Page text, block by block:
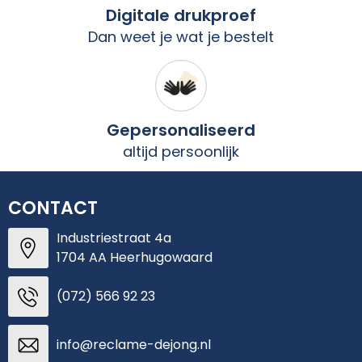
Digitale drukproef
Dan weet je wat je bestelt
Gepersonaliseerd
altijd persoonlijk
CONTACT
Industriestraat 4a
1704 AA Heerhugowaard
(072) 566 92 23
info@reclame-dejong.nl